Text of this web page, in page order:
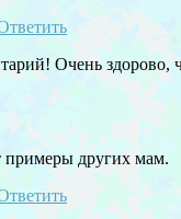
Очень
других мам.